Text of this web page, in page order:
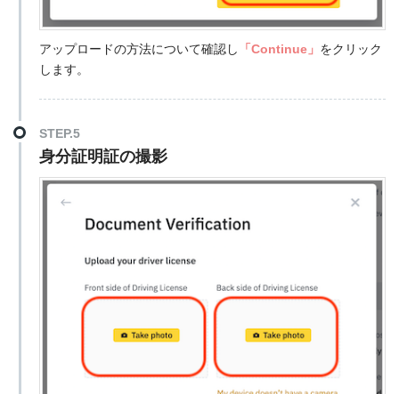
アップロードの方法について確認し 「Continue」 をクリック
します。
STEP.5
身分証明証の撮影